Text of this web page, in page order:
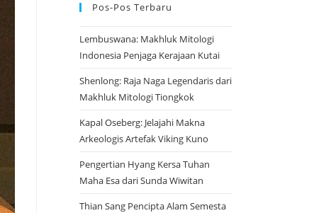
Pos-Pos Terbaru
Lembuswana: Makhluk Mitologi
Indonesia Penjaga Kerajaan Kutai
Shenlong: Raja Naga Legendaris dari
Makhluk Mitologi Tiongkok
Kapal Oseberg: Jelajahi Makna
Arkeologis Artefak Viking Kuno
Pengertian Hyang Kersa Tuhan
Maha Esa dari Sunda Wiwitan
Thian Sang Pencipta Alam Semesta